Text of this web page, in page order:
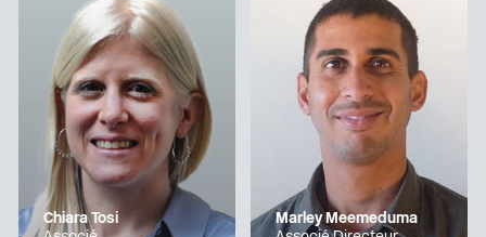
Chiara Tosi
Marley Meemeduma